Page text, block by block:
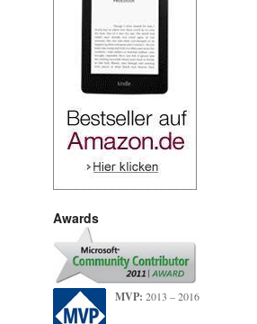
Awards
MVP: 2013 – 2016